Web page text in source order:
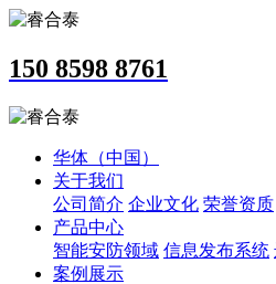
150 8598 8761
华体（中国）
关于我们
公司简介 企业文化 荣誉资质
产品中心
智能安防领域 信息发布系统
案例展示